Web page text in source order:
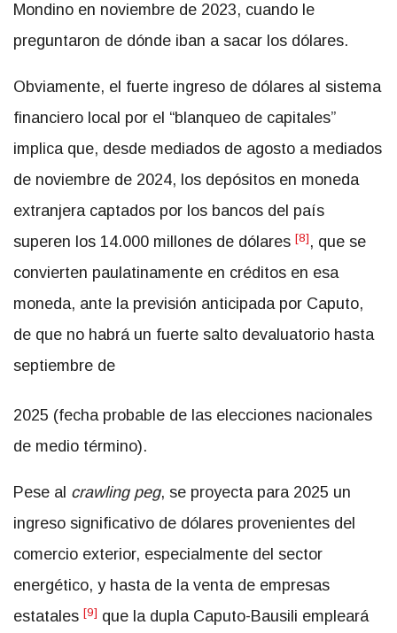
Mondino en noviembre de 2023, cuando le
preguntaron de dónde iban a sacar los dólares.
Obviamente, el fuerte ingreso de dólares al sistema
financiero local por el “blanqueo de capitales”
implica que, desde mediados de agosto a mediados
de noviembre de 2024, los depósitos en moneda
extranjera captados por los bancos del país
superen los 14.000 millones de dólares [8] , que se
convierten paulatinamente en créditos en esa
moneda, ante la previsión anticipada por Caputo,
de que no habrá un fuerte salto devaluatorio hasta
septiembre de
2025 (fecha probable de las elecciones nacionales
de medio término).
Pese al crawling peg, se proyecta para 2025 un
ingreso significativo de dólares provenientes del
comercio exterior, especialmente del sector
energético, y hasta de la venta de empresas
estatales [9] que la dupla Caputo-Bausili empleará